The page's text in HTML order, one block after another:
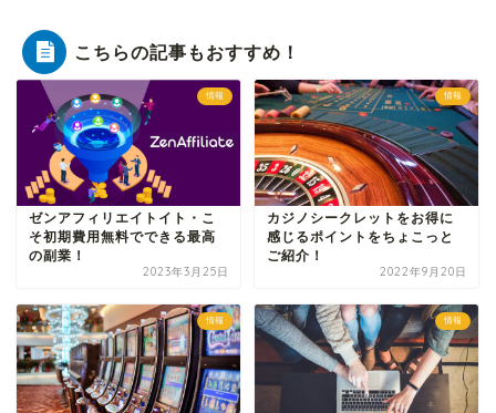
こちらの記事もおすすめ！
情報
ゼンアフィリエイトイト・こ
そ初期費用無料でできる最高
の副業！
2023年3月25日
情報
カジノシークレットをお得に
感じるポイントをちょこっと
ご紹介！
2022年9月20日
情報 情報